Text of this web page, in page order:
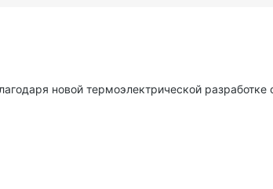
новой термоэлектрической